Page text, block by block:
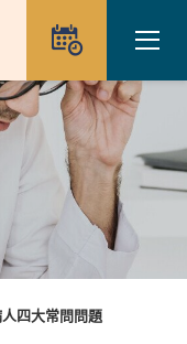
預約
四大常問問題